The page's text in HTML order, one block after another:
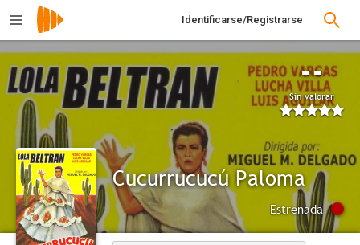
Identificarse/Registrarse
--
Sin valorar
Cucurrucucú Paloma
Estrenada